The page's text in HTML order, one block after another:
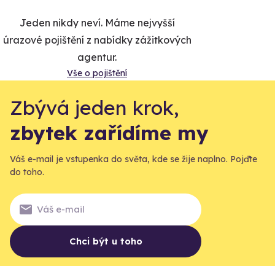
Jeden nikdy neví. Máme nejvyšší
úrazové pojištění z nabídky zážitkových
agentur.
Vše o pojištění
Zbývá jeden krok,
zbytek zařídíme my
Váš e-mail je vstupenka do světa, kde se žije naplno. Pojďte
do toho.
Chci být u toho